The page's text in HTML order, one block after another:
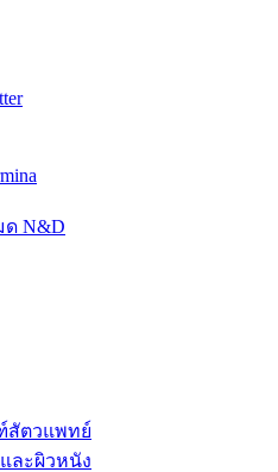
N&D
ตวแพทย์
ละผิวหนัง